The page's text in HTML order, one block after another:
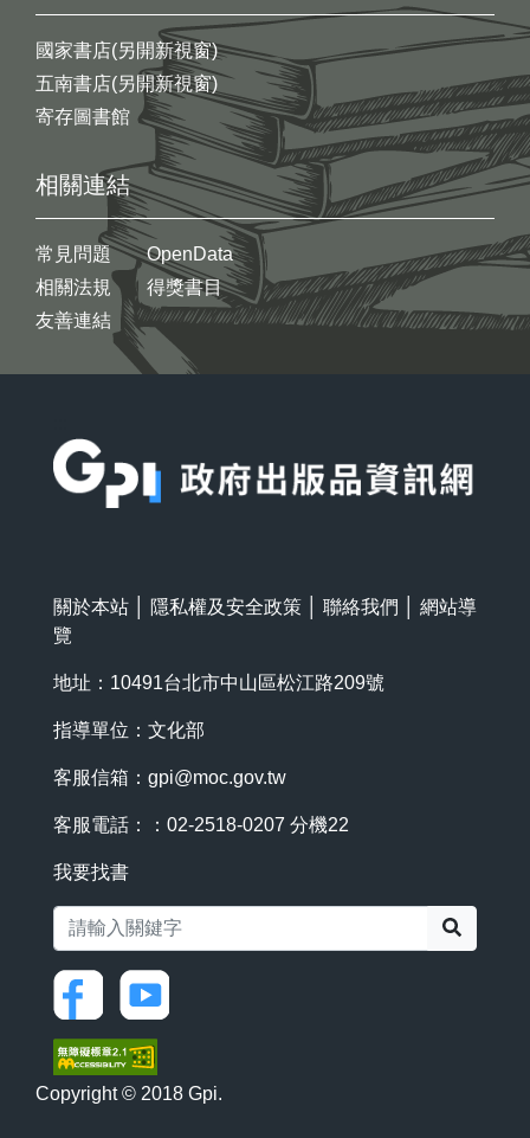
國家書店(另開新視窗)
五南書店(另開新視窗)
寄存圖書館
相關連結
常見問題
相關法規
友善連結
OpenData
得獎書目
關於本站 隱私權及安全政策 聯絡我們
網站導
覽
地址：10491台北市中山區松江路209號
指導單位：文化部
客服信箱： gpi@moc.gov.tw
客服電話：：02-2518-0207 分機22
我要找書
Copyright © 2018 Gpi.